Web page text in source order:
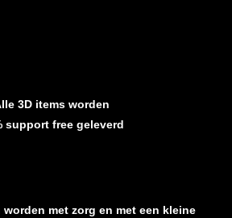
3D items worden
support free geleverd
met zorg en met een kleine